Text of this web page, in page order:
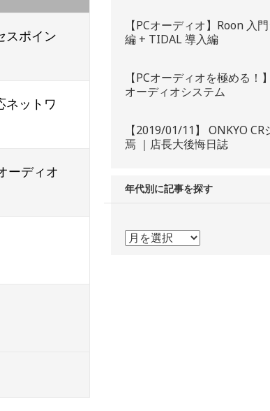
スポイン
ネットワ
ーディオ
【PCオーディオ】Roon 入
編 + TIDAL 導入編
【PCオーディオを極める
オーディオシステム
【2019/01/11】 ONKYO
焉 ｜店長大後悔日誌
年代別に記事を探す
年